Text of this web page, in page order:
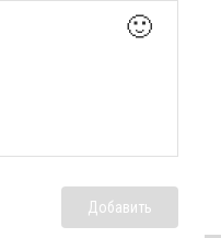
🙂
Добавить